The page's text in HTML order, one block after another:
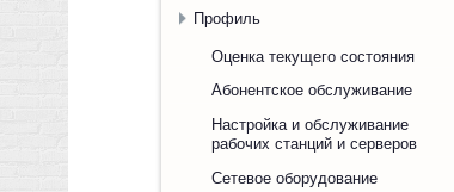
Профиль
Оценка текущего состояния
Абонентское обслуживание
Настройка и обслуживание
рабочих станций и серверов
Сетевое оборудование